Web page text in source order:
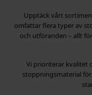
Upptäck vårt
omfattar flera typer av
och utföranden – allt
Vi prioriterar kvalitet
stoppningsmaterial